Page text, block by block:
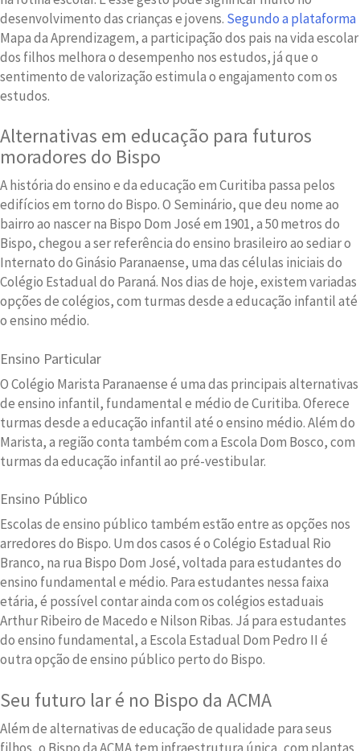
desenvolvimento das crianças e jovens. Segundo a plataforma
Mapa da Aprendizagem, a participação dos pais na vida escolar
dos filhos melhora o desempenho nos estudos, já que o
sentimento de valorização estimula o engajamento com os
estudos.
Alternativas em educação para futuros
moradores do Bispo
A história do ensino e da educação em Curitiba passa pelos
edifícios em torno do Bispo. O Seminário, que deu nome ao
bairro ao nascer na Bispo Dom José em 1901, a 50 metros do
Bispo, chegou a ser referência do ensino brasileiro ao sediar o
Internato do Ginásio Paranaense, uma das células iniciais do
Colégio Estadual do Paraná. Nos dias de hoje, existem variadas
opções de colégios, com turmas desde a educação infantil até
o ensino médio.
Ensino Particular
O Colégio Marista Paranaense é uma das principais alternativas
de ensino infantil, fundamental e médio de Curitiba. Oferece
turmas desde a educação infantil até o ensino médio. Além do
Marista, a região conta também com a Escola Dom Bosco, com
turmas da educação infantil ao pré-vestibular.
Ensino Público
Escolas de ensino público também estão entre as opções nos
arredores do Bispo. Um dos casos é o Colégio Estadual Rio
Branco, na rua Bispo Dom José, voltada para estudantes do
ensino fundamental e médio. Para estudantes nessa faixa
etária, é possível contar ainda com os colégios estaduais
Arthur Ribeiro de Macedo e Nilson Ribas. Já para estudantes
do ensino fundamental, a Escola Estadual Dom Pedro II é
outra opção de ensino público perto do Bispo.
Seu futuro lar é no Bispo da ACMA
Além de alternativas de educação de qualidade para seus
filhos, o Bispo da ACMA tem infraestrutura única, com plantas